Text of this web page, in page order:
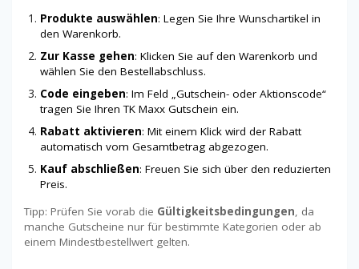
Produkte auswählen: Legen Sie Ihre Wunschartikel in
den Warenkorb.
Zur Kasse gehen: Klicken Sie auf den Warenkorb und
wählen Sie den Bestellabschluss.
Code eingeben: Im Feld „Gutschein- oder Aktionscode“
tragen Sie Ihren TK Maxx Gutschein ein.
Rabatt aktivieren: Mit einem Klick wird der Rabatt
automatisch vom Gesamtbetrag abgezogen.
Kauf abschließen: Freuen Sie sich über den reduzierten
Preis.
Tipp: Prüfen Sie vorab die Gültigkeitsbedingungen, da
manche Gutscheine nur für bestimmte Kategorien oder ab
einem Mindestbestellwert gelten.